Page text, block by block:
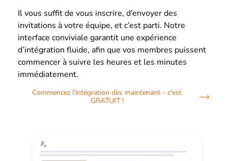
Il vous suffit de vous inscrire, d’envoyer des
invitations à votre équipe, et c’est parti. Notre
interface conviviale garantit une expérience
d’intégration fluide, afin que vos membres puissent
commencer à suivre les heures et les minutes
immédiatement.
Commencez l'intégration dès maintenant - c'est
GRATUIT !